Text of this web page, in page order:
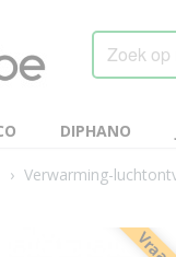
DIPHANO
› Verwarming-